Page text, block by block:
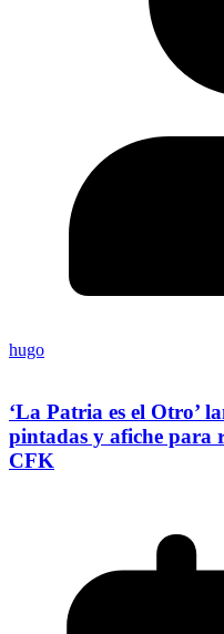
hugo
‘La Patria es el Otro’
pintadas y afiche para
CFK